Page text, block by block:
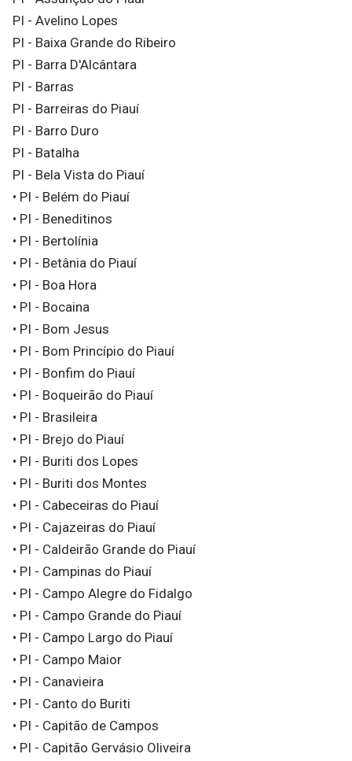
PI - Avelino Lopes
PI - Baixa Grande do Ribeiro
PI - Barra D'Alcântara
PI - Barras
PI - Barreiras do Piauí
PI - Barro Duro
PI - Batalha
PI - Bela Vista do Piauí
• PI - Belém do Piauí
• PI - Beneditinos
• PI - Bertolínia
• PI - Betânia do Piauí
• PI - Boa Hora
• PI - Bocaina
• PI - Bom Jesus
• PI - Bom Princípio do Piauí
• PI - Bonfim do Piauí
• PI - Boqueirão do Piauí
• PI - Brasileira
• PI - Brejo do Piauí
• PI - Buriti dos Lopes
• PI - Buriti dos Montes
• PI - Cabeceiras do Piauí
• PI - Cajazeiras do Piauí
• PI - Caldeirão Grande do Piauí
• PI - Campinas do Piauí
• PI - Campo Alegre do Fidalgo
• PI - Campo Grande do Piauí
• PI - Campo Largo do Piauí
• PI - Campo Maior
• PI - Canavieira
• PI - Canto do Buriti
• PI - Capitão de Campos
• PI - Capitão Gervásio Oliveira